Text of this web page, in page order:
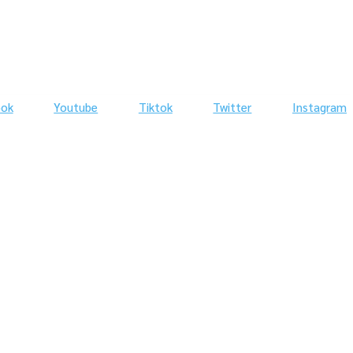
Youtube Tiktok Twitter Instagram